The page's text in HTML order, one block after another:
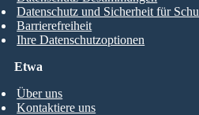
Etwa
Über uns
Kontaktiere uns
Datenschutz und Sicherheit für
Barrierefreiheit
Ihre Datenschutzoptionen